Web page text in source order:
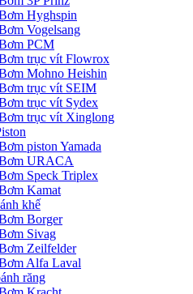
Hyghspin
Vogelsang
PCM
trục vít Flowrox
Mohno Heishin
trục vít SEIM
trục vít Sydex
trục vít Xinglong
piston Yamada
URACA
Speck Triplex
Kamat
khế
Borger
Sivag
Zeilfelder
Alfa Laval
răng